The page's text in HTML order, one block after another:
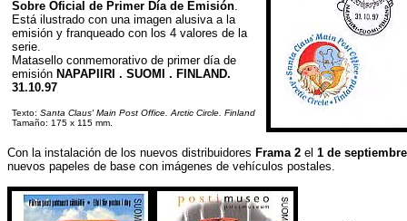
Sobre Oficial de Primer Día de Emisión.
Está ilustrado con una imagen alusiva a la
emisión y franqueado con los 4 valores de la
serie.
Matasello conmemorativo de primer día de
emisión NAPAPIIRI . SUOMI . FINLAND.
31.10.97
Texto: Santa Claus' Main Post Office. Arctic Circle. Finland
Tamaño: 175 x 115 mm.
Con la instalación de los nuevos distribuidores Frama 2 el 1 de
nuevos papeles de base con imágenes de vehículos postales.